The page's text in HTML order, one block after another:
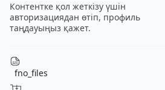
Контентке қол жеткізу үшін
авторизациядан өтіп, профиль
таңдауыңыз қажет.
fno_files